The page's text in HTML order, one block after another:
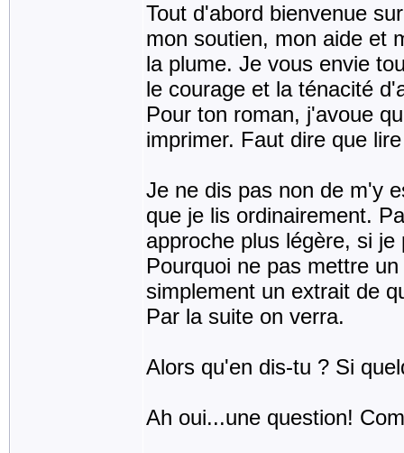
Tout d'abord bienvenue
mon soutien, mon aide et
la plume. Je vous envie
le courage et la ténacité
Pour ton roman, j'avoue
imprimer. Faut dire que
Je ne dis pas non de m'y
que je lis ordinairement.
approche plus légère, si
Pourquoi ne pas mettre
simplement un extrait de
Par la suite on verra.
Alors qu'en dis-tu ? Si
Ah oui...une question!